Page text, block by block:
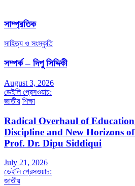
সাম্প্রতিক
সাহিত্য ও সংস্কৃতি
সম্পর্ক – দিপু সিদ্দিকী
August 3, 2026
ডেইলি প্রেসওয়াচ:
জাতীয় শিক্ষা
Radical Overhaul of
Discipline and New Horizons
Prof. Dr. Dipu Siddiqui
July 21, 2026
ডেইলি প্রেসওয়াচ:
জাতীয়